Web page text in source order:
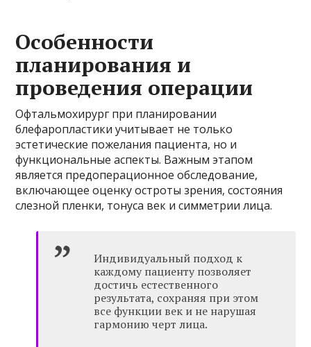
Особенности
планирования и
проведения операции
Офтальмохирург при планировании
блефаропластики учитывает не только
эстетические пожелания пациента, но и
функциональные аспекты. Важным этапом
является предоперационное обследование,
включающее оценку остроты зрения, состояния
слезной пленки, тонуса век и симметрии лица.
Индивидуальный подход к
каждому пациенту позволяет
достичь естественного
результата, сохраняя при этом
все функции век и не нарушая
гармонию черт лица.